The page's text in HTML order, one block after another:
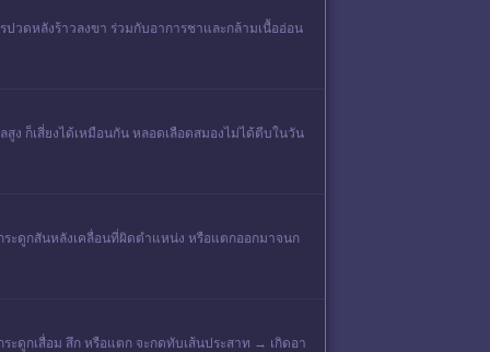
ดหลังร้าวลงขา ร่วมกับอาการชาและกล้ามเนื้ออ่อน
ง ก็เสี่ยงได้เหมือนกัน หลอดเลือดสมองไม่ได้ตีบในวัน
ระดูกสันหลังเคลื่อนที่ผิดตำแหน่ง หรือแตกออกมาจนก
ะดูกเสื่อม สึก หรือแตก จะกดทับเส้นประสาท → เกิดอา